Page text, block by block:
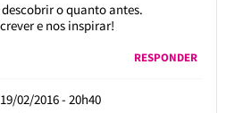
o quanto antes.
e nos inspirar!
RESPONDER
19/02/2016 - 20h40